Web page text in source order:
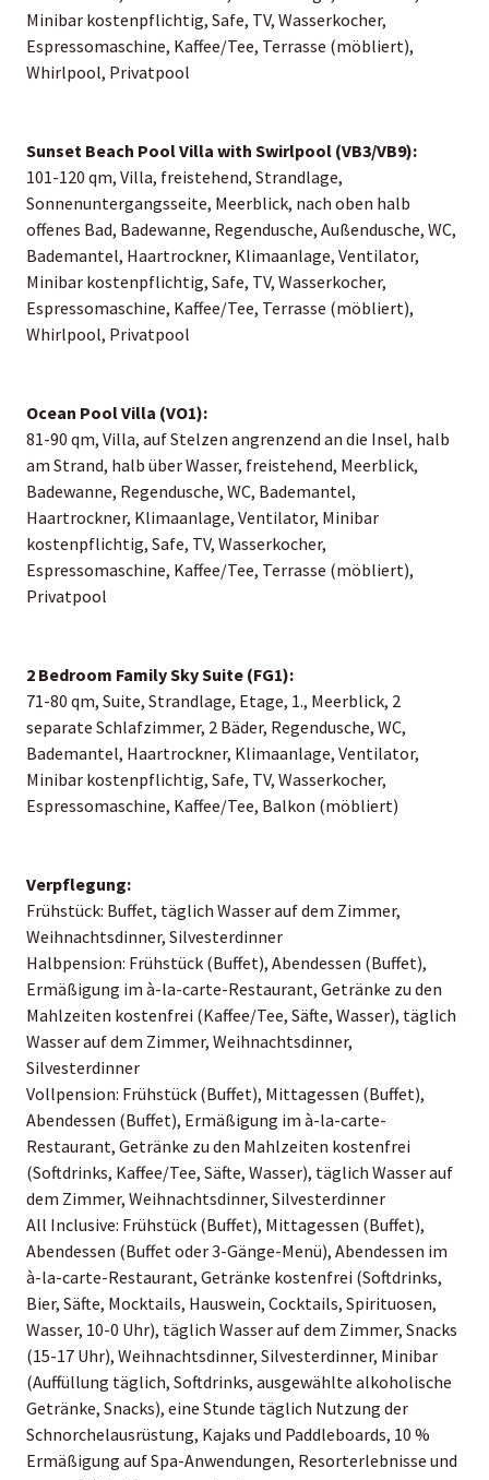
Minibar kostenpflichtig, Safe, TV, Wasserkocher,
Espressomaschine, Kaffee/Tee, Terrasse (möbliert),
Whirlpool, Privatpool
Sunset Beach Pool Villa with Swirlpool (VB3/VB9):
101-120 qm, Villa, freistehend, Strandlage,
Sonnenuntergangsseite, Meerblick, nach oben halb
offenes Bad, Badewanne, Regendusche, Außendusche, WC,
Bademantel, Haartrockner, Klimaanlage, Ventilator,
Minibar kostenpflichtig, Safe, TV, Wasserkocher,
Espressomaschine, Kaffee/Tee, Terrasse (möbliert),
Whirlpool, Privatpool
Ocean Pool Villa (VO1):
81-90 qm, Villa, auf Stelzen angrenzend an die Insel, halb
am Strand, halb über Wasser, freistehend, Meerblick,
Badewanne, Regendusche, WC, Bademantel,
Haartrockner, Klimaanlage, Ventilator, Minibar
kostenpflichtig, Safe, TV, Wasserkocher,
Espressomaschine, Kaffee/Tee, Terrasse (möbliert),
Privatpool
2 Bedroom Family Sky Suite (FG1):
71-80 qm, Suite, Strandlage, Etage, 1., Meerblick, 2
separate Schlafzimmer, 2 Bäder, Regendusche, WC,
Bademantel, Haartrockner, Klimaanlage, Ventilator,
Minibar kostenpflichtig, Safe, TV, Wasserkocher,
Espressomaschine, Kaffee/Tee, Balkon (möbliert)
Verpflegung:
Frühstück: Buffet, täglich Wasser auf dem Zimmer,
Weihnachtsdinner, Silvesterdinner
Halbpension: Frühstück (Buffet), Abendessen (Buffet),
Ermäßigung im à-la-carte-Restaurant, Getränke zu den
Mahlzeiten kostenfrei (Kaffee/Tee, Säfte, Wasser), täglich
Wasser auf dem Zimmer, Weihnachtsdinner,
Silvesterdinner
Vollpension: Frühstück (Buffet), Mittagessen (Buffet),
Abendessen (Buffet), Ermäßigung im à-la-carte-
Restaurant, Getränke zu den Mahlzeiten kostenfrei
(Softdrinks, Kaffee/Tee, Säfte, Wasser), täglich Wasser auf
dem Zimmer, Weihnachtsdinner, Silvesterdinner
All Inclusive: Frühstück (Buffet), Mittagessen (Buffet),
Abendessen (Buffet oder 3-Gänge-Menü), Abendessen im
à-la-carte-Restaurant, Getränke kostenfrei (Softdrinks,
Bier, Säfte, Mocktails, Hauswein, Cocktails, Spirituosen,
Wasser, 10-0 Uhr), täglich Wasser auf dem Zimmer, Snacks
(15-17 Uhr), Weihnachtsdinner, Silvesterdinner, Minibar
(Auffüllung täglich, Softdrinks, ausgewählte alkoholische
Getränke, Snacks), eine Stunde täglich Nutzung der
Schnorchelausrüstung, Kajaks und Paddleboards, 10 %
Ermäßigung auf Spa-Anwendungen, Resorterlebnisse und